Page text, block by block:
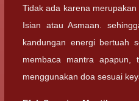
Tidak ada karena
Isian atau Asmaan.
kandungan energi bertuah
membaca mantra
menggunakan doa sesuai